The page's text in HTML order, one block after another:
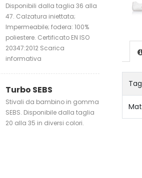
Disponibili dalla taglia 36 alla
47. Calzatura iniettata;
Impermeabile; fodera: 100%
poliestere. Certificato EN ISO
20347:2012 Scarica
informativa
Turbo SEBS
Stivali da bambino in gomma
SEBS. Disponibile dalla taglia
20 alla 35 in diversi colori.